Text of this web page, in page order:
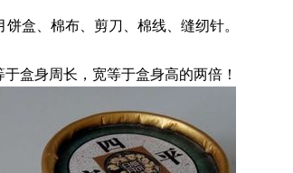
盒、棉布、剪刀、棉线、缝纫针。
盒身周长，宽等于盒身高的两倍！